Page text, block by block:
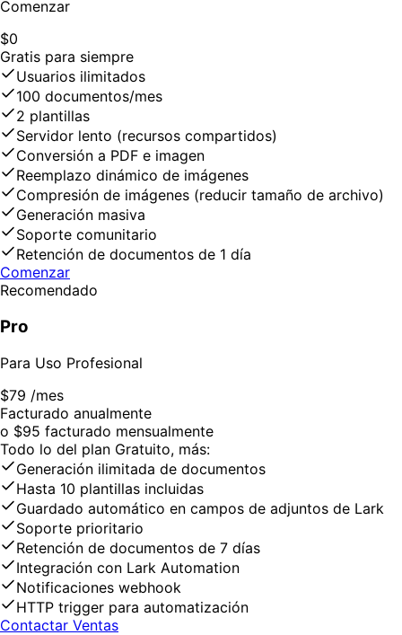
Comenzar
$0
Gratis para siempre
Usuarios ilimitados
100 documentos/mes
2 plantillas
Servidor lento (recursos compartidos)
Conversión a PDF e imagen
Reemplazo dinámico de imágenes
Compresión de imágenes (reducir tamaño de archivo)
Generación masiva
Soporte comunitario
Retención de documentos de 1 día
Comenzar
Recomendado
Pro
Para Uso Profesional
$79 /mes
Facturado anualmente
o $95 facturado mensualmente
Todo lo del plan Gratuito, más:
Generación ilimitada de documentos
Hasta 10 plantillas incluidas
Guardado automático en campos de adjuntos de Lark
Soporte prioritario
Retención de documentos de 7 días
Integración con Lark Automation
Notificaciones webhook
HTTP trigger para automatización
Contactar Ventas